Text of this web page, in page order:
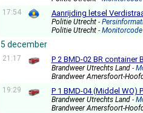
17:54
Aanrijding letsel
Politie Utrecht -
Politie Utrecht - Monitorcode
5 december
21:17 P 2 BMD-02 BR container
Brandweer Utrechts Land -
Brandweer Amersfoort-
19:29
P 1 BMD-04 (Middel WO)
Brandweer Utrechts Land -
Brandweer Amersfoort-